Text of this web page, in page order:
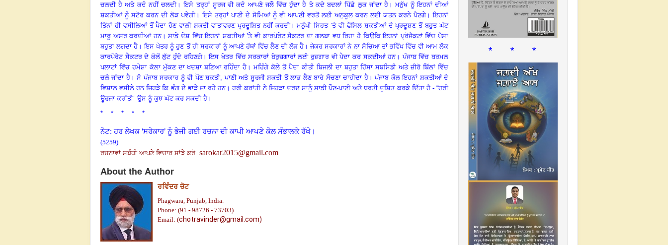
ਚਲਦੀ ਹੈ ਅਤੇ ਕਦੇ ਨਹੀਂ ਚਲਦੀ।ਇਸੇ ਤਰ੍ਹਾਂ ਸੂਰਜ ਵੀ ਕਦੇ ਆਪਣੇ ਜਲੌ ਵਿੱਚ ਹੁੰਦਾ ਹੈ ਤੇ ਕਦੇ ਬਦਲਾਂ ਪਿੱਛੇ ਲੁਕ ਜਾਂਦਾ ਹੈ ।ਮਨੁੱਖ ਨੂੰ ਇਹਨਾਂ ਦੀਆਂ
ਸ਼ਕਤੀਆਂ ਨੂੰ ਸਟੋਰ ਕਰਨ ਦੀ ਲੋੜ ਪਵੇਗੀ।ਇਸੇ ਤਰ੍ਹਾਂ ਪਾਣੀ ਦੇ ਸੋਮਿਆਂ ਨੂੰ ਵੀ ਆਪਣੀ ਵਰਤੋਂ ਲਈ ਅਨੁਕੂਲ ਕਰਨ ਲਈ ਯਤਨ ਕਰਨੇ ਪੈਣਗੇ।ਇਹਨਾਂ
ਤਿੰਨਾਂ ਹੀ ਵਸੀਲਿਆਂ ਤੋਂ ਪੈਦਾ ਹੋਣ ਵਾਲੀ ਸ਼ਕਤੀ ਵਾਤਾਵਰਣ ਪ੍ਰਦੂਸ਼ਿਤ ਨਹੀਂ ਕਰਦੀ।ਮਨੁੱਖੀ ਸਿਹਤ ’ਤੇ ਵੀ ਫੌਸਿਲ ਸ਼ਕਤੀਆਂ ਦੇ ਪ੍ਰਦੂਸ਼ਣ ਤੋਂ ਬਹੁਤ ਘੱਟ
ਮਾਰੂ ਅਸਰ ਕਰਦੀਆਂ ਹਨ।ਸਾਡੇ ਦੇਸ਼ ਵਿੱਚ ਇਹਨਾਂ ਸ਼ਕਤੀਆਂ ’ਤੇ ਵੀ ਕਾਰਪੋਰੇਟ ਸੈਕਟਰ ਦਾ ਗਲਬਾ ਵਧ ਰਿਹਾ ਹੈ ਕਿਉਂਕਿ ਇਹਨਾਂ ਪ੍ਰੋਜੈਕਟਾਂ ਵਿੱਚ ਪੈਸਾ
ਬਹੁਤਾ ਲਗਦਾ ਹੈ ।ਇਸ ਖੇਤਰ ਨੂੰ ਹੁਣ ਤੋਂ ਹੀ ਸਰਕਾਰਾਂ ਨੂੰ ਆਪਣੇ ਹੱਥਾਂ ਵਿੱਚ ਲੈਣ ਦੀ ਲੋੜ ਹੈ ।ਜੇਕਰ ਸਰਕਾਰਾਂ ਨੇ ਨਾ ਸੋਚਿਆ ਤਾਂ ਭਵਿੱਖ ਵਿੱਚ ਵੀ ਆਮ ਲੋਕ
ਕਾਰਪੋਰੇਟ ਸੈਕਟਰ ਦੇ ਕੋਲੋਂ ਲੁੱਟ ਹੁੰਦੇ ਰਹਿਣਗੇ।ਇਸ ਖੇਤਰ ਵਿੱਚ ਸਰਕਾਰਾਂ ਬੇਰੁਜ਼ਗਾਰਾਂ ਲਈ ਰੁਜ਼ਗਾਰ ਵੀ ਪੈਦਾ ਕਰ ਸਕਦੀਆਂ ਹਨ। ਪੰਜਾਬ ਵਿੱਚ ਥਰਮਲ
ਪਲਾਟਾਂ ਵਿੱਚ ਹਮੇਸ਼ਾ ਕੋਲਾ ਮੁੱਕਣ ਦਾ ਖਦਸ਼ਾ ਬਣਿਆ ਰਹਿੰਦਾ ਹੈ ।ਮਹਿੰਗੇ ਕੋਲੇ ਤੋਂ ਪੈਦਾ ਕੀਤੀ ਬਿਜਲੀ ਦਾ ਬਹੁਤਾ ਹਿੱਸਾ ਸਬਸਿਡੀ ਅਤੇ ਜ਼ੀਰੋ ਬਿੱਲਾਂ ਵਿੱਚ
ਚਲੇ ਜਾਂਦਾ ਹੈ।ਸੋ ਪੰਜਾਬ ਸਰਕਾਰ ਨੂੰ ਵੀ ਪੌਣ ਸ਼ਕਤੀ, ਪਾਣੀ ਅਤੇ ਸੂਰਜੀ ਸ਼ਕਤੀ ਤੋਂ ਲਾਭ ਲੈਣ ਬਾਰੇ ਸੋਚਣਾ ਚਾਹੀਦਾ ਹੈ।ਪੰਜਾਬ ਕੋਲ ਇਹਨਾਂ ਸ਼ਕਤੀਆਂ ਦੇ
ਵਿਸ਼ਾਲ ਵਸੀਲੇ ਹਨ ਜਿਹੜੇ ਕਿ ਭੰਗ ਦੇ ਭਾੜੇ ਜਾ ਰਹੇ ਹਨ।ਹਰੀ ਕਰਾਂਤੀ ਨੇ ਜਿਹੜਾ ਦਰਦ ਸਾਨੂੰ ਸਾਡੀ ਪੌਣ-ਪਾਣੀ ਅਤੇ ਧਰਤੀ ਦੂਸ਼ਿਤ ਕਰਕੇ ਦਿੱਤਾ ਹੈ - “ਹਰੀ
ਊਰਜਾ ਕਰਾਂਤੀ” ਉਸ ਨੂੰ ਕੁਝ ਘੱਟ ਕਰ ਸਕਦੀ ਹੈ ।
* * * * *
ਨੋਟ: ਹਰ ਲੇਖਕ ‘ਸਰੋਕਾਰ’ ਨੂੰ ਭੇਜੀ ਗਈ ਰਚਨਾ ਦੀ ਕਾਪੀ ਆਪਣੇ ਕੋਲ ਸੰਭਾਲਕੇ ਰੱਖੇ।
(5259)
ਰਚਨਾਵਾਂ ਸਬੰਧੀ ਆਪਣੇ ਵਿਚਾਰ ਸਾਂਝੇ ਕਰੋ: sarokar2015@gmail.com
About the Author
ਰਵਿੰਦਰ ਚੋਟ
Phagwara, Punjab, India.
Phone: (91 - 98726 - 73703)
Email: (chotravinder@gmail.com)
* * *